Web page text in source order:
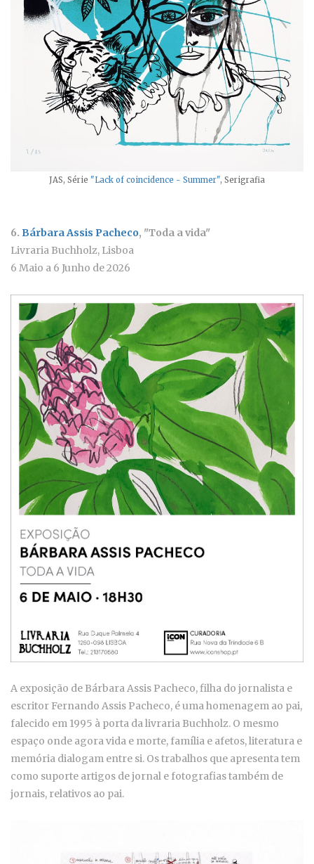
JAS, Série "Lack of coincidence - Summer", Serigrafia
6. Bárbara Assis Pacheco, "Toda a vida"
Livraria Buchholz, Lisboa
6 Maio a 6 Junho de 2026
A exposição de Bárbara Assis Pacheco, filha do jornalista e
escritor Fernando Assis Pacheco, é uma homenagem ao pai,
falecido em 1995 à porta da livraria Buchholz. O mesmo
espaço onde agora vida e morte, família e afetos, literatura e
memória dialogam entre si. Os trabalhos que apresenta tem
como suporte artigos de jornal e fotografias também de
jornais, relativos ao pai.